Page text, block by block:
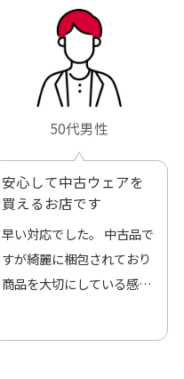
50代男性
安心して中古ウェアを
買えるお店です
早い対応でした。 中古品で
すが綺麗に梱包されており
商品を大切にしている感が